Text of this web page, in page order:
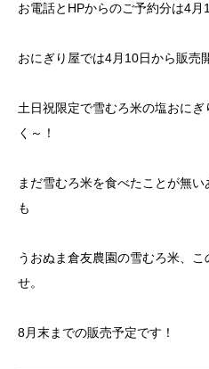
お電話とHPからのご予約分は4月
おにぎり屋では4月10日から販売
土日祝限定で雪むろ米の塩おに
く～！
まだ雪むろ米を食べたことが無
も
うおぬま倉友農園の雪むろ米、
せ。
8月末までの販売予定です！